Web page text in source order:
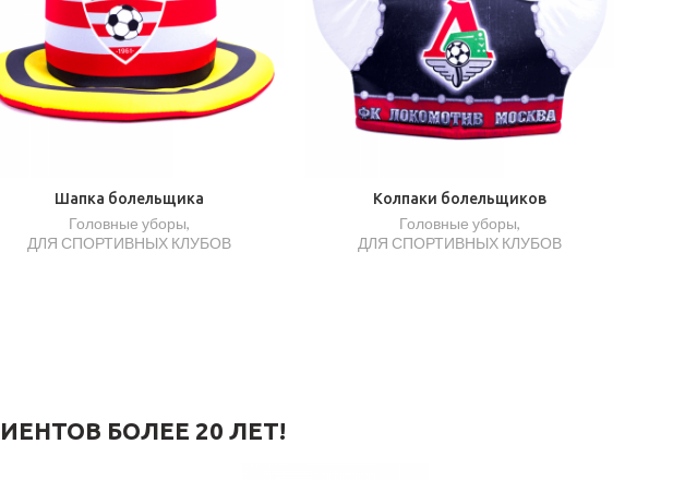
Шапка болельщика
Головные уборы,
ДЛЯ СПОРТИВНЫХ КЛУБОВ
Колпаки болельщиков
Головные уборы,
ДЛЯ СПОРТИВНЫХ КЛУБОВ
БОЛЕЕ 20 ЛЕТ!